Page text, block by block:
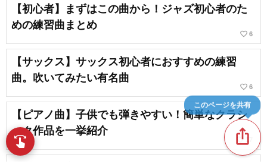
【初心者】まずはこの曲から！ジャズ初心者のた
めの練習曲まとめ
favorite_border 6
【サックス】サックス初心者におすすめの練習
曲。吹いてみたい有名曲
favorite_border 6
【ピアノ曲】子供でも弾きやすい！簡単なクラシ
ック作品を一挙紹介
favorite_border
ios_share
このページを共有
swipe 指先で音楽をブラウズ